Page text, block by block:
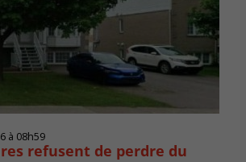
à 08h59
refusent de perdre du